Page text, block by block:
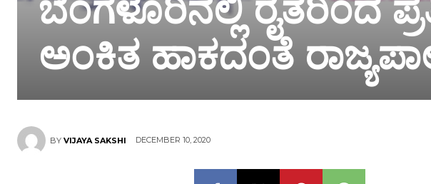
ಬೆಂಗಳೂರಿನಲ್ಲಿ ರೈತರಿಂದ
ಅಂಕಿತ ಹಾಕದಂತೆ
BY VIJAYA SAKSHI DECEMBER 10, 2020